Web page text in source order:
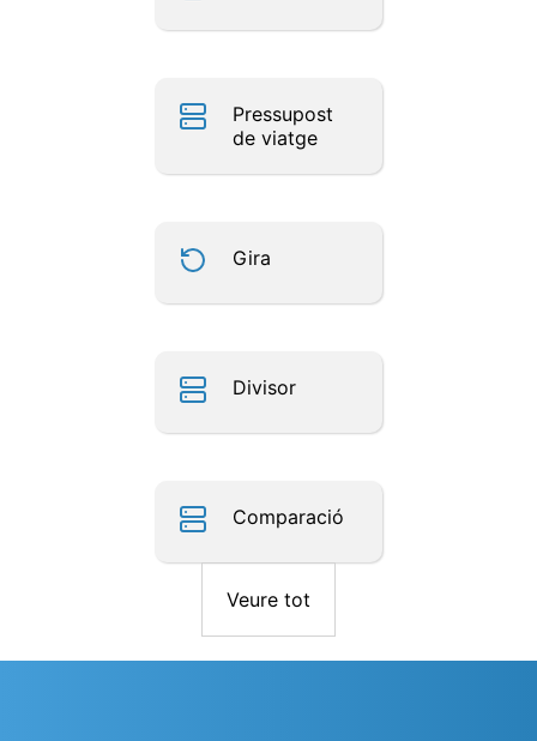
Pressupost
de viatge
Gira
Divisor
Comparació
Veure tot